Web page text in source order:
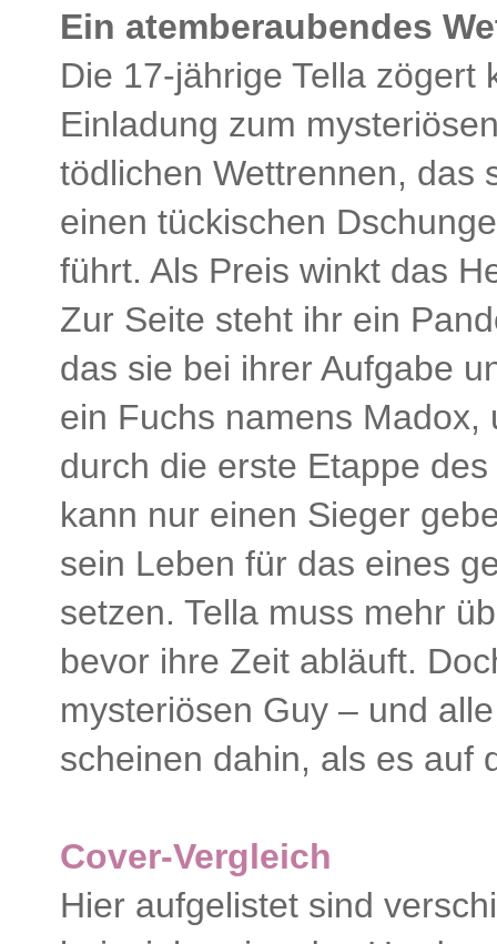
Ein atemberaubendes
Die 17-jährige Tella zögert
Einladung zum
tödlichen Wettrennen, das
einen tückischen
führt. Als Preis winkt das
Zur Seite steht ihr ein
das sie bei ihrer Aufgabe
ein Fuchs namens
durch die erste Etappe
kann nur einen Sieger
sein Leben für das eines
setzen. Tella muss mehr
bevor ihre Zeit abläuft.
mysteriösen Guy – und
scheinen dahin, als es
Cover-Vergleich
Hier aufgelistet sind